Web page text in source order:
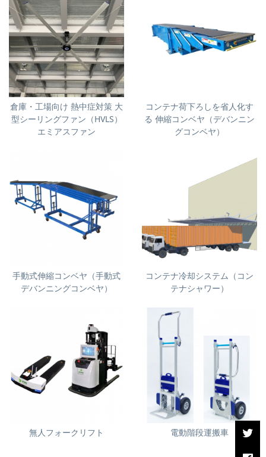
倉庫・工場向け 熱中症対策 大
型シーリングファン（HVLS）
エミアスファン
コンテナ荷下ろしを省人化す
る 伸縮コンベヤ（デバンニン
グコンベヤ）
手動式伸縮コンベヤ（手動式
デバンニングコンベヤ）
コンテナ冷却システム（コン
テナシャワー）
無人フォークリフト 電動階段運搬車